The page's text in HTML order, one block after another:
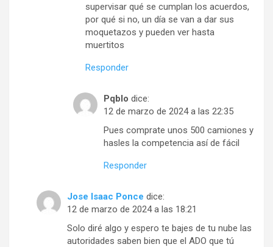
supervisar qué se cumplan los acuerdos,
por qué si no, un día se van a dar sus
moquetazos y pueden ver hasta
muertitos
Responder
Pqblo dice:
12 de marzo de 2024 a las 22:35
Pues comprate unos 500 camiones y
hasles la competencia así de fácil
Responder
Jose Isaac Ponce dice:
12 de marzo de 2024 a las 18:21
Solo diré algo y espero te bajes de tu nube las
autoridades saben bien que el ADO que tú